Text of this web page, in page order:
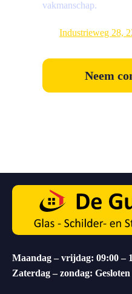
vakmanschap.
Industrieweg 28,
Neem
Maandag – vrijdag: 09:00 –
Zaterdag – zondag: Gesloten